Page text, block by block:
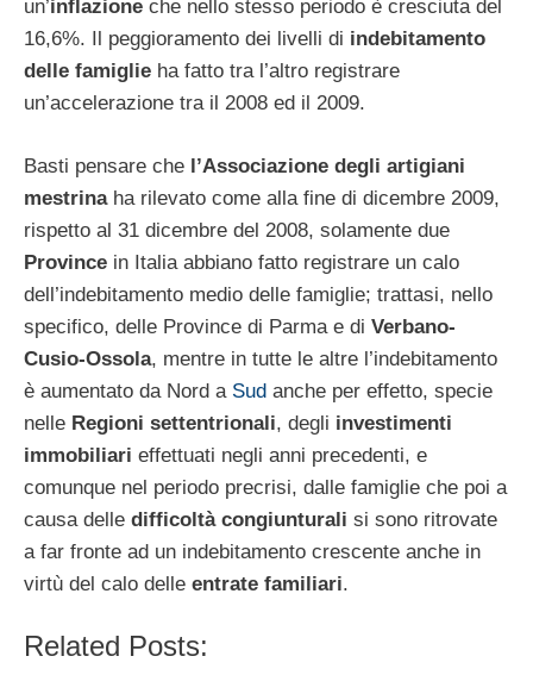
un’inflazione che nello stesso periodo è cresciuta del
16,6%. Il peggioramento dei livelli di indebitamento
delle famiglie ha fatto tra l’altro registrare
un’accelerazione tra il 2008 ed il 2009.
Basti pensare che l’Associazione degli artigiani
mestrinaha rilevato come alla fine di dicembre 2009,
rispetto al 31 dicembre del 2008, solamente due
Province in Italia abbiano fatto registrare un calo
dell’indebitamento medio delle famiglie; trattasi, nello
specifico, delle Province di Parma e di Verbano-
Cusio-Ossola, mentre in tutte le altre l’indebitamento
è aumentato da Nord a Sud anche per effetto, specie
nelle Regioni settentrionali, degli investimenti
immobiliari effettuati negli anni precedenti, e
comunque nel periodo precrisi, dalle famiglie che poi a
causa delle difficoltà congiunturali si sono ritrovate
a far fronte ad un indebitamento crescente anche in
virtù del calo delle entrate familiari.
Related Posts: